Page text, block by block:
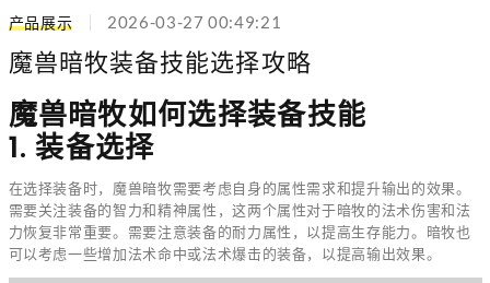
产品展示 2026-03-27 00:49:21
魔兽暗牧装备技能选择攻略
魔兽暗牧如何选择装备技能
1. 装备选择
在选择装备时，魔兽暗牧需要考虑自身的属性需求和提升输出的效果。
需要关注装备的智力和精神属性，这两个属性对于暗牧的法术伤害和法
力恢复非常重要。需要注意装备的耐力属性，以提高生存能力。暗牧也
可以考虑一些增加法术命中或法术爆击的装备，以提高输出效果。